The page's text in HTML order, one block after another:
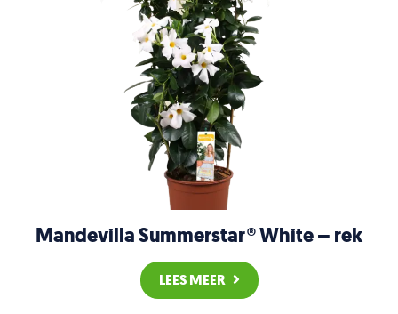
Mandevilla Summerstar® White – rek
LEES MEER